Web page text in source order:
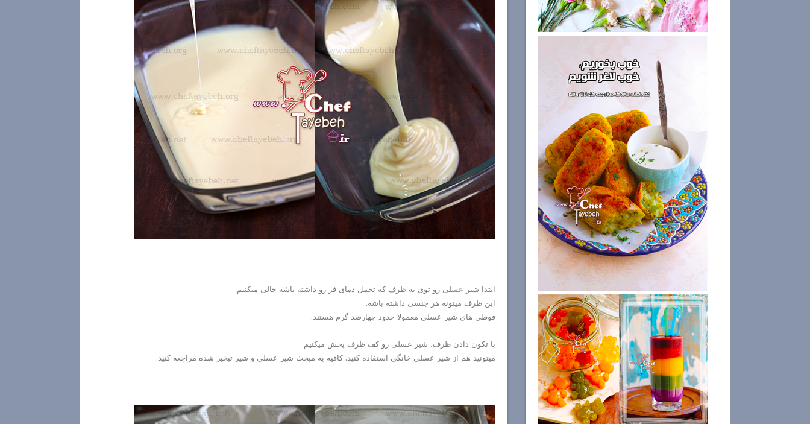
ابتدا شیر عسلی رو توی یه ظرف که تحمل دمای فر رو داشته باشه خالی میکنیم.
این ظرف میتونه هر جنسی داشته باشه.
قوطی های شیر عسلی معمولا حدود چهارصد گرم هستند.
با تکون دادن ظرف، شیر عسلی رو کف ظرف پخش میکنیم.
میتونید هم از شیر عسلی خانگی استفاده کنید. کافیه به مبحث شیر عسلی و شیر تبخیر شده مراجعه کنید.